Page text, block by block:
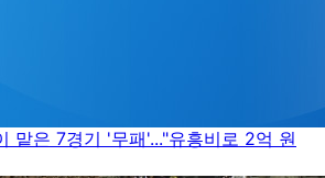
맡은 7경기 '무패'..."유흥비로 2억 원